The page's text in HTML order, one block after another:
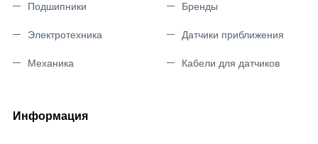
Подшипники
Электротехника
Механика
Бренды
Датчики приближения
Кабели для датчиков
Информация